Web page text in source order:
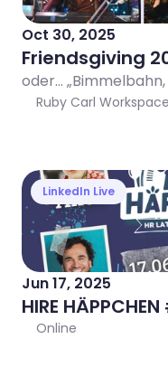
Oct 30, 2025
Friendsgiving
oder…
Ruby Carl
Jun 17, 2025
HIRE
Online
LinkedIn Live